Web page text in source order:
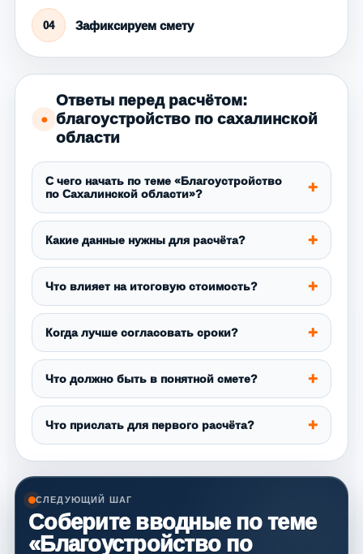
04 Зафиксируем смету
●
Ответы перед расчётом:
благоустройство по сахалинской
области
С чего начать по теме «Благоустройство
по Сахалинской области»?
Какие данные нужны для расчёта?
Что влияет на итоговую стоимость?
Когда лучше согласовать сроки?
Что должно быть в понятной смете?
Что прислать для первого расчёта?
СЛЕДУЮЩИЙ ШАГ
Соберите вводные по теме
«Благоустройство по